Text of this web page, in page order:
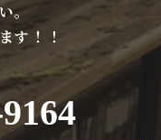
。
す！！